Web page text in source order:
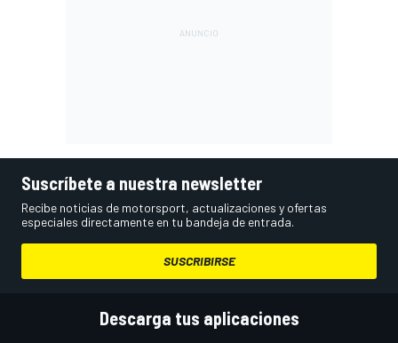
Suscríbete a nuestra newsletter
Recibe noticias de motorsport, actualizaciones y ofertas
especiales directamente en tu bandeja de entrada.
SUSCRIBIRSE
Descarga tus aplicaciones